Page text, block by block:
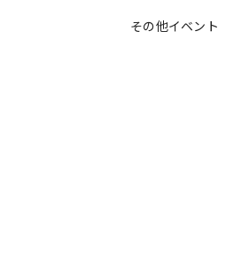
その他イベント